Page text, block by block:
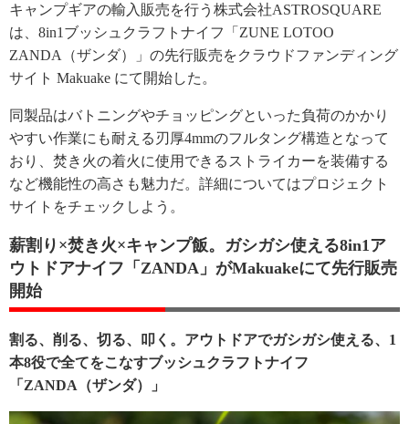
キャンプギアの輸入販売を行う株式会社ASTROSQUARE
は、8in1ブッシュクラフトナイフ「ZUNE LOTOO
ZANDA（ザンダ）」の先行販売をクラウドファンディング
サイト Makuake にて開始した。
同製品はバトニングやチョッピングといった負荷のかかり
やすい作業にも耐える刃厚4mmのフルタング構造となって
おり、焚き火の着火に使用できるストライカーを装備する
など機能性の高さも魅力だ。詳細についてはプロジェクト
サイトをチェックしよう。
薪割り×焚き火×キャンプ飯。ガシガシ使える8in1ア
ウトドアナイフ「ZANDA」がMakuakeにて先行販売
開始
割る、削る、切る、叩く。アウトドアでガシガシ使える、1
本8役で全てをこなすブッシュクラフトナイフ
「ZANDA（ザンダ）」